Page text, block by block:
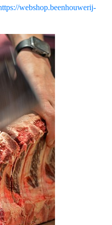
webshop.beenhouwerij-